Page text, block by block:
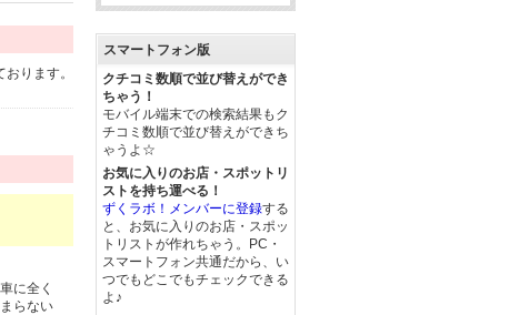
ります。
に全く
らない
スマートフォン版
クチコミ数順で並び替えができ
ちゃう！
モバイル端末での検索結果もク
チコミ数順で並び替えができち
ゃうよ☆
お気に入りのお店・スポットリ
ストを持ち運べる！
ずくラボ！メンバーに登録する
と、お気に入りのお店・スポッ
トリストが作れちゃう。PC・
スマートフォン共通だから、い
つでもどこでもチェックできる
よ♪